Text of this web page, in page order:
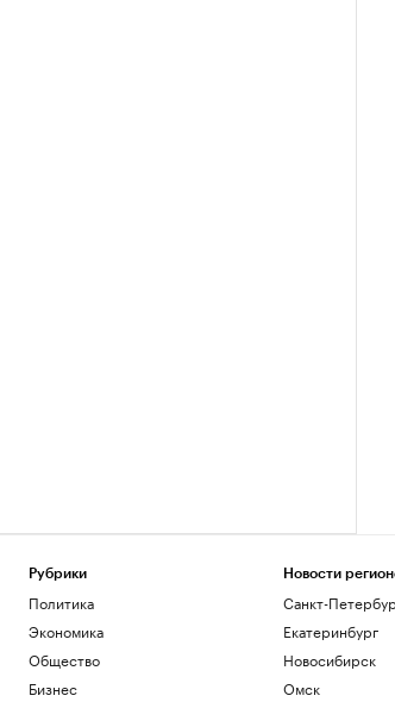
Рубрики
Политика
Экономика
Общество
Бизнес
Новости
Санкт-
Екатеринбург
Новосибирск
Омск